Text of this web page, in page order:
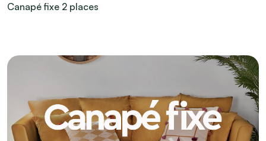
Canapé fixe 2 places